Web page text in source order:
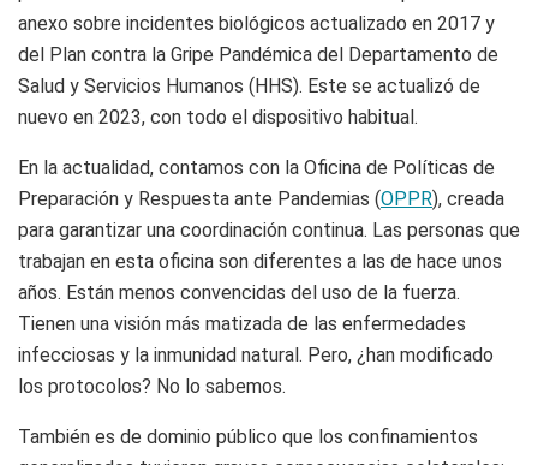
anexo sobre incidentes biológicos actualizado en 2017 y
del Plan contra la Gripe Pandémica del Departamento de
Salud y Servicios Humanos (HHS). Este se actualizó de
nuevo en 2023, con todo el dispositivo habitual.
En la actualidad, contamos con la Oficina de Políticas de
Preparación y Respuesta ante Pandemias (OPPR), creada
para garantizar una coordinación continua. Las personas que
trabajan en esta oficina son diferentes a las de hace unos
años. Están menos convencidas del uso de la fuerza.
Tienen una visión más matizada de las enfermedades
infecciosas y la inmunidad natural. Pero, ¿han modificado
los protocolos? No lo sabemos.
También es de dominio público que los confinamientos